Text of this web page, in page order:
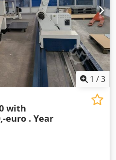
8W Potencia: 11 kW
europeo Portamatrices:
Dimensiones (largo x ancho x
Peso para el transporte: 7700
1 EQUIPAMIENTO
1 /3
with
euro . Year